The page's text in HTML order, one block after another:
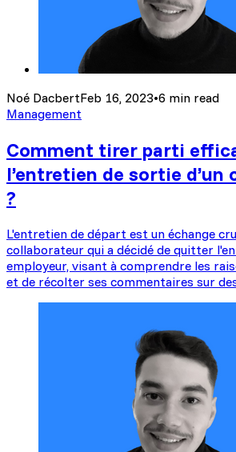
Noé DacbertFeb 16, 2023•6 min read
Management
Comment tirer parti
l’entretien de sortie
?
L'entretien de départ est un échange
collaborateur qui a décidé de quitter
employeur, visant à comprendre les
et de récolter ses commentaires sur